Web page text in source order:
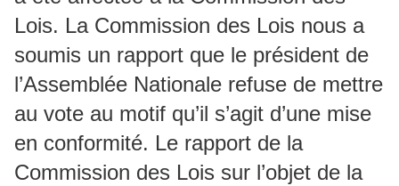
Lois. La Commission des Lois nous a
soumis un rapport que le président de
l’Assemblée Nationale refuse de mettre
au vote au motif qu’il s’agit d’une mise
en conformité. Le rapport de la
Commission des Lois sur l’objet de la